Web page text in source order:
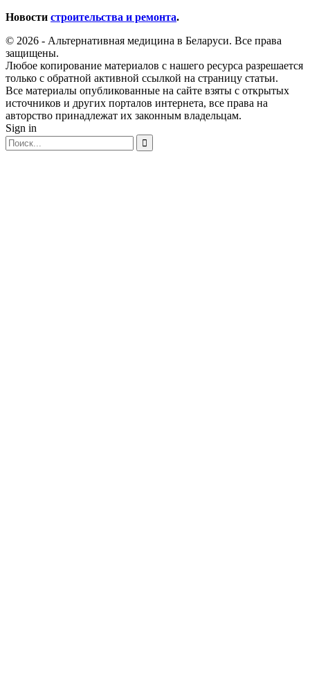
Новости строительства и ремонта.
© 2026 - Альтернативная медицина в Беларуси. Все права
защищены.
Любое копирование материалов с нашего ресурса разрешается
только с обратной активной ссылкой на страницу статьи.
Все материалы опубликованные на сайте взяты с открытых
источников и других порталов интернета, все права на
авторство принадлежат их законным владельцам.
Sign in